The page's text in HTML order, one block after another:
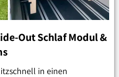
Out Schlaf Modul &
in einen